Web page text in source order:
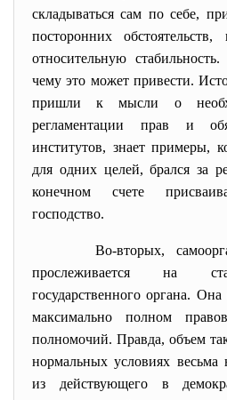
складываться сам по себе,
посторонних
относительную
чему это может привести.
пришли к мысли о
регламентации прав и
институтов, знает примеры,
для одних целей, брался за
конечном счете
господство.
Во-вторых,
прослеживается на
государственного opгана.
максимально полном
полномочий. Правда, объем
нормальных условиях весьма
из действующего в